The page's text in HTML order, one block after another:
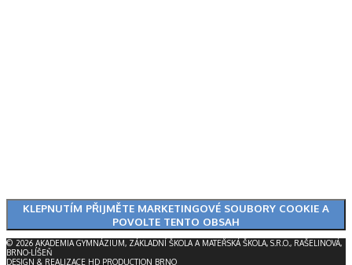
KLEPNUTÍM PŘIJMĚTE MARKETINGOVÉ SOUBORY COOKIE A
POVOLTE TENTO OBSAH
© 2026 AKADEMIA GYMNÁZIUM, ZÁKLADNÍ ŠKOLA A MATEŘSKÁ ŠKOLA, S.R.O., RAŠELINOVÁ,
BRNO-LÍŠEŇ
DESIGN & REALIZACE HD PRODUCTION BRNO